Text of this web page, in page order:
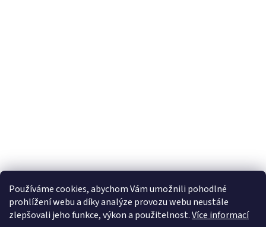
Používáme cookies, abychom Vám umožnili pohodlné
prohlížení webu a díky analýze provozu webu neustále
zlepšovali jeho funkce, výkon a použitelnost.Více informací